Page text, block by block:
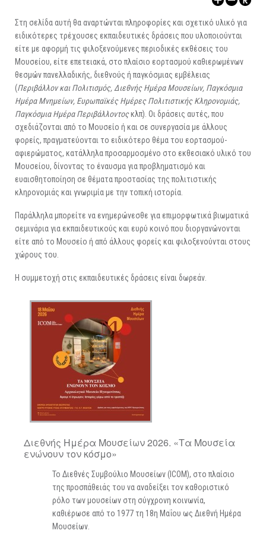
Στη σελίδα αυτή θα αναρτώνται πληροφορίες και σχετικό υλικό για
ειδικότερες τρέχουσες εκπαιδευτικές δράσεις που υλοποιούνται
είτε με αφορμή τις φιλοξενούμενες περιοδικές εκθέσεις του
Μουσείου, είτε επετειακά, στο πλαίσιο εορτασμού καθιερωμένων
θεσμών πανελλαδικής, διεθνούς ή παγκόσμιας εμβέλειας
(Περιβάλλον και Πολιτισμός, Διεθνής Ημέρα Μουσείων, Παγκόσμια
Ημέρα Μνημείων, Ευρωπαϊκές Ημέρες Πολιτιστικής Κληρονομιάς,
Παγκόσμια Ημέρα Περιβάλλοντοςκλπ). Οι δράσεις αυτές, που
σχεδιάζονται από το Μουσείο ή και σε συνεργασία με άλλους
φορείς, πραγματεύονται το ειδικότερο θέμα του εορτασμού-
αφιερώματος, κατάλληλα προσαρμοσμένο στο εκθεσιακό υλικό του
Μουσείου, δίνοντας το έναυσμα για προβληματισμό και
ευαισθητοποίηση σε θέματα προστασίας της πολιτιστικής
κληρονομιάς και γνωριμία με την τοπική ιστορία.
Παράλληλα μπορείτε να ενημερώνεσθε για επιμορφωτικά βιωματικά
σεμινάρια για εκπαιδευτικούς και ευρύ κοινό που διοργανώνονται
είτε από το Μουσείο ή από άλλους φορείς και φιλοξενούνται στους
χώρους του.
Η συμμετοχή στις εκπαιδευτικές δράσεις είναι δωρεάν.
Διεθνής Ημέρα Μουσείων 2026. «Τα Μουσεία
ενώνουν τον κόσμο»
Το Διεθνές Συμβούλιο Μουσείων (ICOM), στο πλαίσιο
της προσπάθειάς του να αναδείξει τον καθοριστικό
ρόλο των μουσείων στη σύγχρονη κοινωνία,
καθιέρωσε από το 1977 τη 18η Μαΐου ως Διεθνή Ημέρα
Μουσείων.